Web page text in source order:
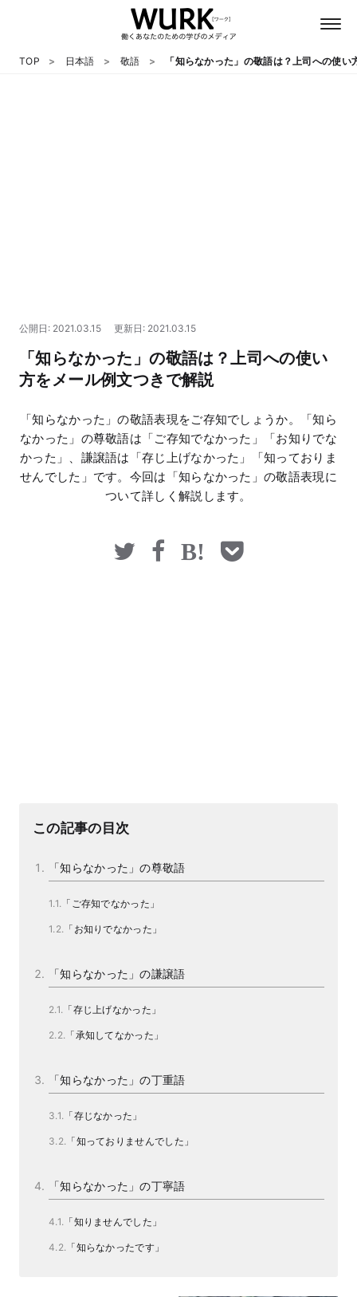
マネー
TOP 日本語 敬語 「知らなかった」の敬語は？上司への使
公開日: 2021.03.15 更新日: 2021.03.15
「知らなかった」の敬語は？上司への使い
方をメール例文つきで解説
「知らなかった」の敬語表現をご存知でしょうか。「知ら
なかった」の尊敬語は「ご存知でなかった」「お知りでな
かった」、謙譲語は「存じ上げなかった」「知っておりま
せんでした」です。今回は「知らなかった」の敬語表現に
ついて詳しく解説します。
この記事の目次
「知らなかった」の尊敬語
「ご存知でなかった」
「お知りでなかった」
「知らなかった」の謙譲語
「存じ上げなかった」
「承知してなかった」
「知らなかった」の丁重語
「存じなかった」
「知っておりませんでした」
「知らなかった」の丁寧語
「知りませんでした」
「知らなかったです」